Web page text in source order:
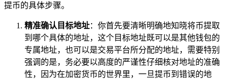
提币的具体步骤。
精准确认目标地址：你首先要清晰明确地知晓将币提取
到哪个具体的地址，这个目标地址既可以是其他钱包的
专属地址，也可以是交易平台所分配的地址，需要特别
强调的是，务必要以高度的严谨性仔细核对地址的准确
性，因为在加密货币的世界里，一旦提币到错误的地